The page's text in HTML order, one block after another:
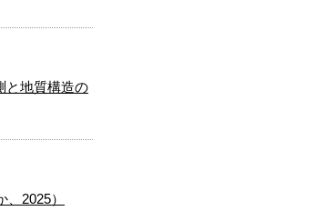
と地質構造の
2025）